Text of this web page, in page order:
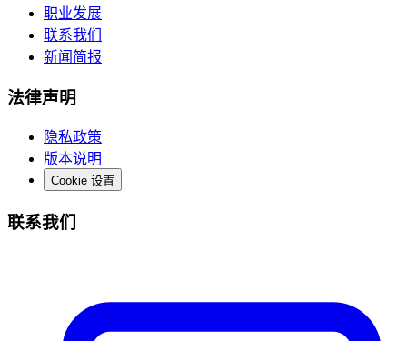
职业发展
联系我们
新闻简报
法律声明
隐私政策
版本说明
Cookie 设置
联系我们